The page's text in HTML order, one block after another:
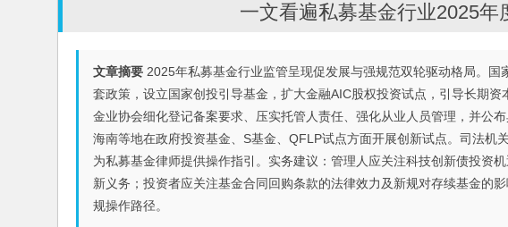
一文看遍私募基金行业2025年
文章摘要 2025年私募基金行业监管呈现促发展与强规范双轮驱动格局。
套政策，设立国家创投引导基金，扩大金融AIC股权投资试点，引导长期
金业协会细化登记备案要求、压实托管人责任、强化从业人员管理，并公
海南等地在政府投资基金、S基金、QFLP试点方面开展创新试点。司法机
为私募基金律师提供操作指引。实务建议：管理人应关注科技创新债投资
新义务；投资者应关注基金合同回购条款的法律效力及新规对存续基金的
规操作路径。